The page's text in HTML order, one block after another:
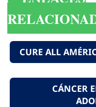
CURE ALL
CÁNCER